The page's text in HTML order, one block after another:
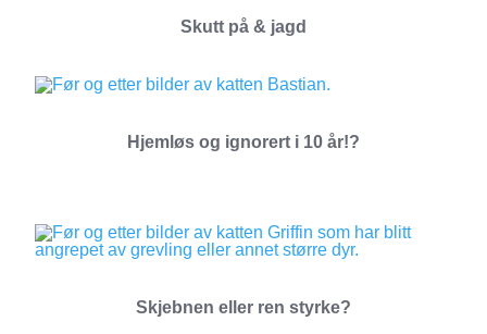
Skutt på & jagd
Hjemløs og ignorert i 10 år!?
Skjebnen eller ren styrke?